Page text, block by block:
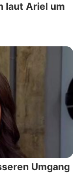
laut Ariel um
Umgang